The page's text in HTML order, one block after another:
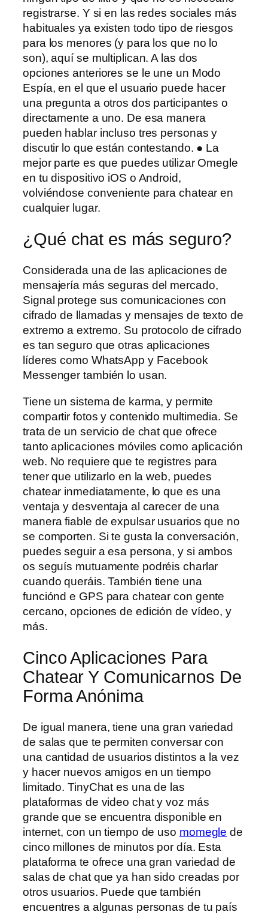
registrarse. Y si en las redes sociales más
habituales ya existen todo tipo de riesgos
para los menores (y para los que no lo
son), aquí se multiplican. A las dos
opciones anteriores se le une un Modo
Espía, en el que el usuario puede hacer
una pregunta a otros dos participantes o
directamente a uno. De esa manera
pueden hablar incluso tres personas y
discutir lo que están contestando. ● La
mejor parte es que puedes utilizar Omegle
en tu dispositivo iOS o Android,
volviéndose conveniente para chatear en
cualquier lugar.
¿Qué chat es más seguro?
Considerada una de las aplicaciones de
mensajería más seguras del mercado,
Signal protege sus comunicaciones con
cifrado de llamadas y mensajes de texto de
extremo a extremo. Su protocolo de cifrado
es tan seguro que otras aplicaciones
líderes como WhatsApp y Facebook
Messenger también lo usan.
Tiene un sistema de karma, y permite
compartir fotos y contenido multimedia. Se
trata de un servicio de chat que ofrece
tanto aplicaciones móviles como aplicación
web. No requiere que te registres para
tener que utilizarlo en la web, puedes
chatear inmediatamente, lo que es una
ventaja y desventaja al carecer de una
manera fiable de expulsar usuarios que no
se comporten. Si te gusta la conversación,
puedes seguir a esa persona, y si ambos
os seguís mutuamente podréis charlar
cuando queráis. También tiene una
funciónd e GPS para chatear con gente
cercano, opciones de edición de vídeo, y
más.
Cinco Aplicaciones Para
Chatear Y Comunicarnos De
Forma Anónima
De igual manera, tiene una gran variedad
de salas que te permiten conversar con
una cantidad de usuarios distintos a la vez
y hacer nuevos amigos en un tiempo
limitado. TinyChat es una de las
plataformas de video chat y voz más
grande que se encuentra disponible en
internet, con un tiempo de uso momegle de
cinco millones de minutos por día. Esta
plataforma te ofrece una gran variedad de
salas de chat que ya han sido creadas por
otros usuarios. Puede que también
encuentres a algunas personas de tu país